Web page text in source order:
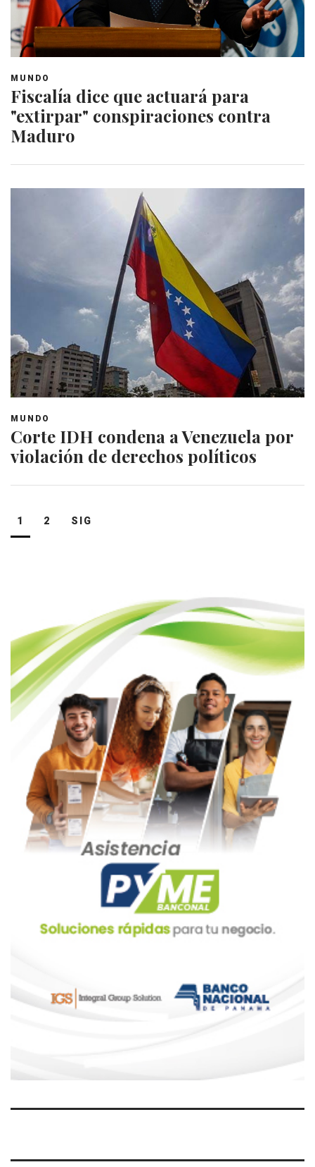
MUNDO
Fiscalía dice que actuará para
"extirpar" conspiraciones contra
Maduro
MUNDO
Corte IDH condena a Venezuela por
violación de derechos políticos
Navegación
de
1 2 SIG